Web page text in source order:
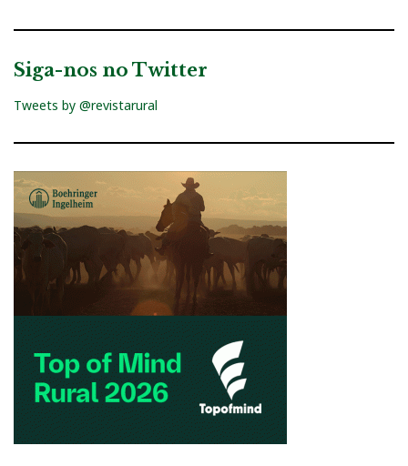
Siga-nos no Twitter
Tweets by @revistarural